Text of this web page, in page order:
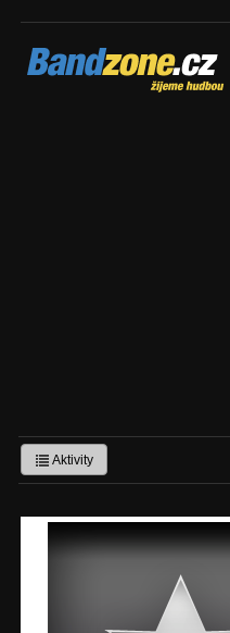
Bandzone.cz
žijeme hudbou
Aktivity